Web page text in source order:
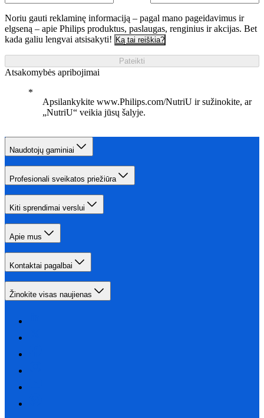
Noriu gauti reklaminę informaciją – pagal mano pageidavimus ir
elgseną – apie Philips produktus, paslaugas, renginius ir akcijas. Bet
kada galiu lengvai atsisakyti! Ką tai reiškia?
Pateikti
Atsakomybės apribojimai
Apsilankykite www.Philips.com/NutriU ir sužinokite, ar
„NutriU“ veikia jūsų šalyje.
Naudotojų gaminiai
Profesionali sveikatos priežiūra
Kiti sprendimai verslui
Apie mus
Kontaktai pagalbai
Žinokite visas naujienas